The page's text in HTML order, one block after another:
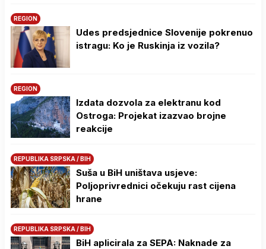
REGION
Udes predsjednice Slovenije pokrenuo
istragu: Ko je Ruskinja iz vozila?
REGION
Izdata dozvola za elektranu kod
Ostroga: Projekat izazvao brojne
reakcije
REPUBLIKA SRPSKA / BIH
Suša u BiH uništava usjeve:
Poljoprivrednici očekuju rast cijena
hrane
REPUBLIKA SRPSKA / BIH
BiH aplicirala za SEPA: Naknade za